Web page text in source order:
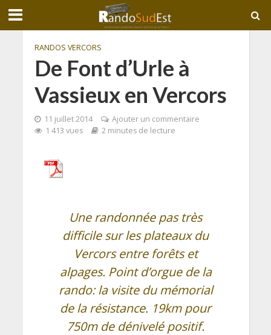
RANDOS VERCORS
De Font d’Urle à
Vassieux en Vercors
11 juillet 2014
Ajouter un commentaire
1 413 vues
2 minutes de lecture
Une randonnée pas très
difficile sur les plateaux du
Vercors entre forêts et
alpages. Point d’orgue de la
rando: la visite du mémorial
de la résistance. 19km pour
750m de dénivelé positif.